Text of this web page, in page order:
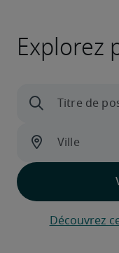
Explorez
Découvrez